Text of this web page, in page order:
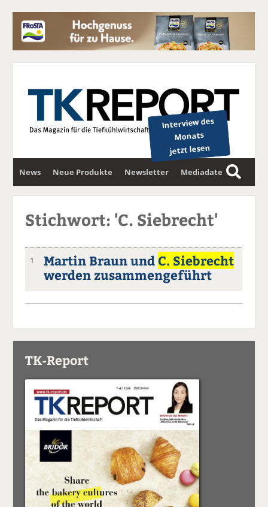
Interview des
Monats
jetzt lesen
News Neue Produkte Newsletter Mediadaten
S
u
Stichwort: 'C. Siebrecht'
1 Martin Braun undC. Siebrecht
werden zusammengeführt
TK-Report